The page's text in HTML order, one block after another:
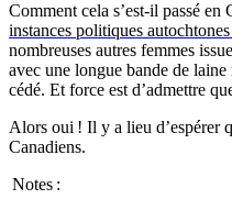
Comment cela s’est-il passé
instances politiques
nombreuses autres femmes
avec une longue bande de
cédé. Et force est d’admettre
Alors oui ! Il y a lieu d’espérer
Canadiens.
Notes :